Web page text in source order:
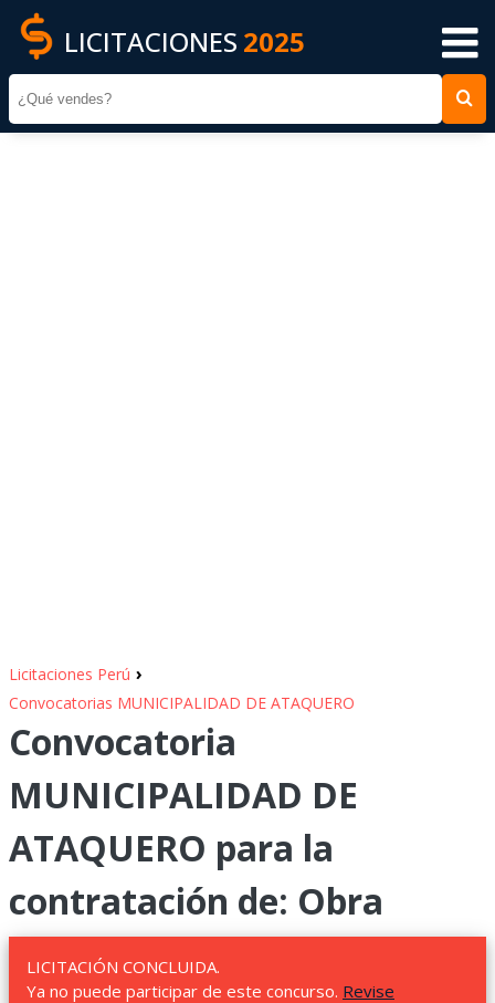
LICITACIONES 2025
Licitaciones Perú ›
Convocatorias MUNICIPALIDAD DE ATAQUERO
Convocatoria
MUNICIPALIDAD DE
ATAQUERO para la
contratación de: Obra
LICITACIÓN CONCLUIDA.
Ya no puede participar de este concurso. Revise